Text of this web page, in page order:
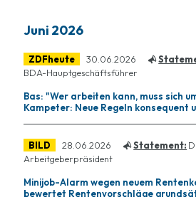
Juni 2026
ZDFheute 30.06.2026
BDA-Hauptgeschäftsführer
Bas: "Wer arbeiten kann, muss sich
Kampeter: Neue Regeln konsequent
BILD 28.06.2026 Statement:
Arbeitgeberpräsident
Minijob-Alarm wegen neuem
bewertet Rentenvorschläge